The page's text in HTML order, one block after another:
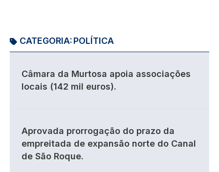
CATEGORIA:POLÍTICA
Câmara da Murtosa apoia associações
locais (142 mil euros).
Aprovada prorrogação do prazo da
empreitada de expansão norte do Canal
de São Roque.